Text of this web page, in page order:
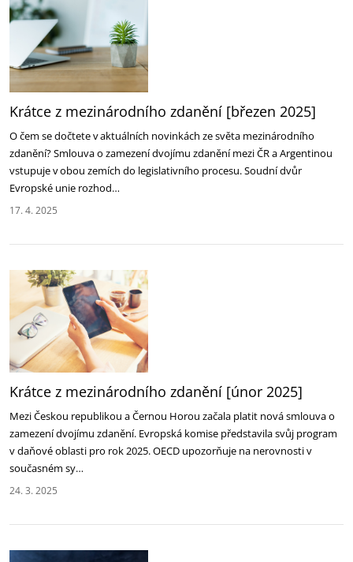
Krátce z mezinárodního zdanění [březen 2025]
O čem se dočtete v aktuálních novinkách ze světa mezinárodního
zdanění? Smlouva o zamezení dvojímu zdanění mezi ČR a Argentinou
vstupuje v obou zemích do legislativního procesu. Soudní dvůr
Evropské unie rozhod…
17. 4. 2025
Krátce z mezinárodního zdanění [únor 2025]
Mezi Českou republikou a Černou Horou začala platit nová smlouva o
zamezení dvojímu zdanění. Evropská komise představila svůj program
v daňové oblasti pro rok 2025‎. OECD upozorňuje na nerovnosti v
současném sy…
24. 3. 2025